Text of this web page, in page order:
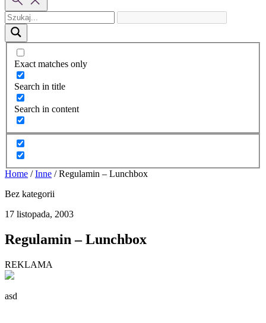
Exact matches only
Search in title
Search in content
Home / Inne / Regulamin – Lunchbox
Bez kategorii
17 listopada, 2003
Regulamin – Lunchbox
REKLAMA
asd